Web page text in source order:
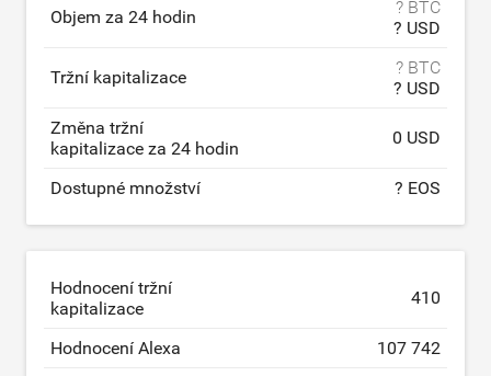
Objem za 24 hodin
? BTC
? USD
Tržní kapitalizace
? BTC
? USD
Změna tržní
kapitalizace za 24 hodin
0 USD
Dostupné množství ? EOS
Hodnocení tržní
kapitalizace
410
Hodnocení Alexa
107 742